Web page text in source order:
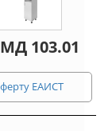
103.01
ЕАИСТ